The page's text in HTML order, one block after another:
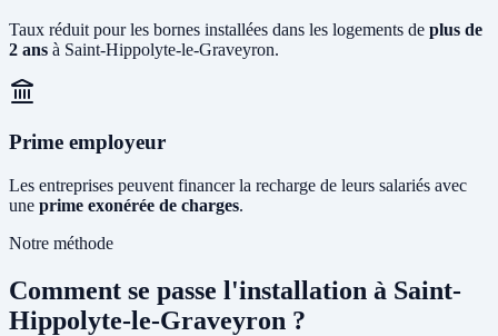
Taux réduit pour les bornes installées dans les logements de plus de
2 ans à Saint-Hippolyte-le-Graveyron.
Prime employeur
Les entreprises peuvent financer la recharge de leurs salariés avec
une prime exonérée de charges.
Notre méthode
Comment se passe l'installation à Saint-
Hippolyte-le-Graveyron ?